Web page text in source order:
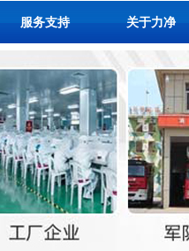
服务支持 关于力净